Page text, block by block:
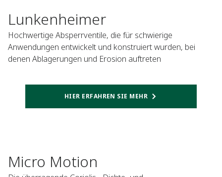
Lunkenheimer
Hochwertige Absperrventile, die für schwierige
Anwendungen entwickelt und konstruiert wurden, bei
denen Ablagerungen und Erosion auftreten
HIER ERFAHREN SIE MEHR
Micro Motion